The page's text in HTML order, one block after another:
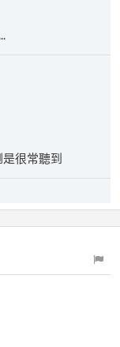
很常聽到